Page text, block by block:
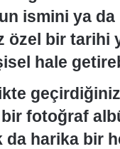
ismini ya
özel bir tarihi
hale
geçirdiğiniz
fotoğraf
da harika bir